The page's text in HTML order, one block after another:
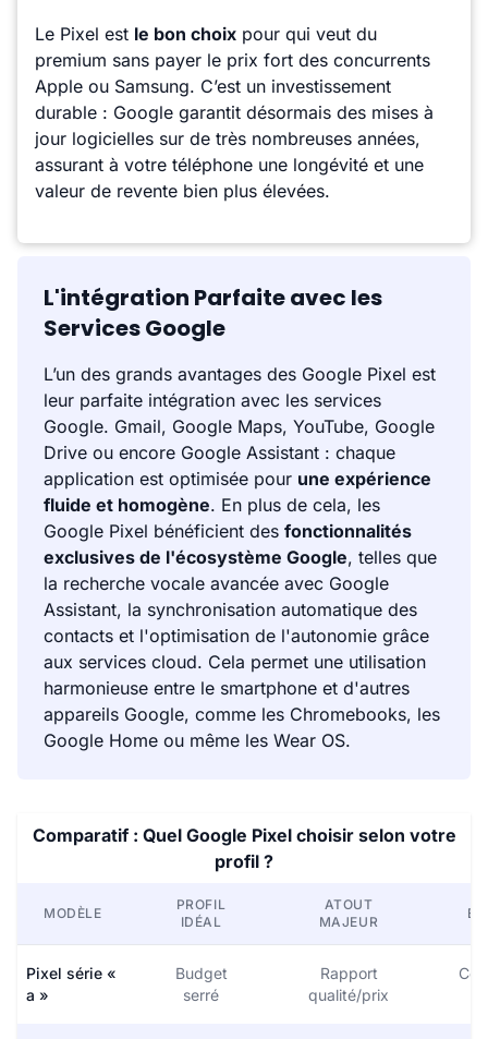
Le Pixel est le bon choix pour qui veut du
premium sans payer le prix fort des concurrents
Apple ou Samsung. C’est un investissement
durable : Google garantit désormais des mises à
jour logicielles sur de très nombreuses années,
assurant à votre téléphone une longévité et une
valeur de revente bien plus élevées.
L'intégration Parfaite avec les
Services Google
L’un des grands avantages des Google Pixel est
leur parfaite intégration avec les services
Google. Gmail, Google Maps, YouTube, Google
Drive ou encore Google Assistant : chaque
application est optimisée pour une expérience
fluide et homogène. En plus de cela, les
Google Pixel bénéficient des fonctionnalités
exclusives de l'écosystème Google, telles que
la recherche vocale avancée avec Google
Assistant, la synchronisation automatique des
contacts et l'optimisation de l'autonomie grâce
aux services cloud. Cela permet une utilisation
harmonieuse entre le smartphone et d'autres
appareils Google, comme les Chromebooks, les
Google Home ou même les Wear OS.
Comparatif : Quel Google Pixel choisir selon votre
profil ?
MODÈLE
PROFIL
IDÉAL
ATOUT
MAJEUR
Pixel série «
a »
Budget
serré
Rapport
qualité/prix